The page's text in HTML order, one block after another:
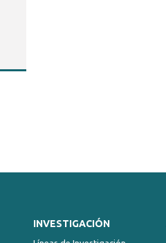
INVESTIGACIÓN